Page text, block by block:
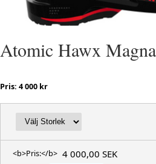
Atomic Hawx
Pris: 4 000 kr
<b>Pris:</b> 4 000,00 SEK